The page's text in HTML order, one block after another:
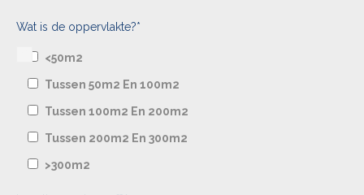
Wat is de oppervlakte?*
<50m2
Tussen 50m2 En 100m2
Tussen 100m2 En 200m2
Tussen 200m2 En 300m2
>300m2